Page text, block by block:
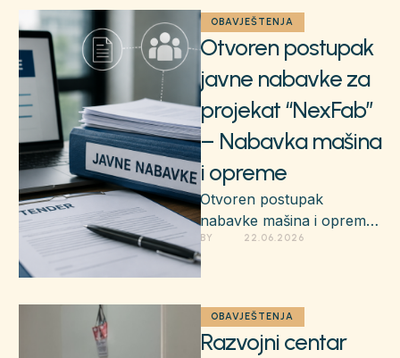
i opreme …
OBAVJEŠTENJA
Otvoren postupak
javne nabavke za
projekat “NexFab”
– Nabavka mašina
i opreme
Otvoren postupak
nabavke mašina i opreme
za projekat NexFab. Rok
za dostavu ponuda je 21
BY 22.06.2026
OBAVJEŠTENJA
Razvojni centar